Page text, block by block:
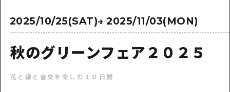
学び・体験
歴史・文化
癒し
宮島周辺
山口県東部
山口県東部
愛媛県
島根県
施設の混雑状況のお知らせ
手荷物預かり・配送サービス
広島おもてなしパス
お問い合わせ
事業者・学校関係者の皆さま
2025/10/25(SAT)→2025/11/03(MON)
秋のグリーンフェア２０２５
花と緑と音楽を楽しむ１０日間